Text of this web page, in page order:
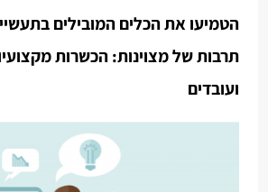
הטמיעו את הכלים המובילים
תרבות של מצוינות: הכשרות
ועובדים